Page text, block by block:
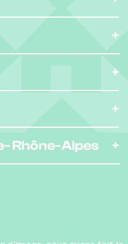
Rhône-Alpes